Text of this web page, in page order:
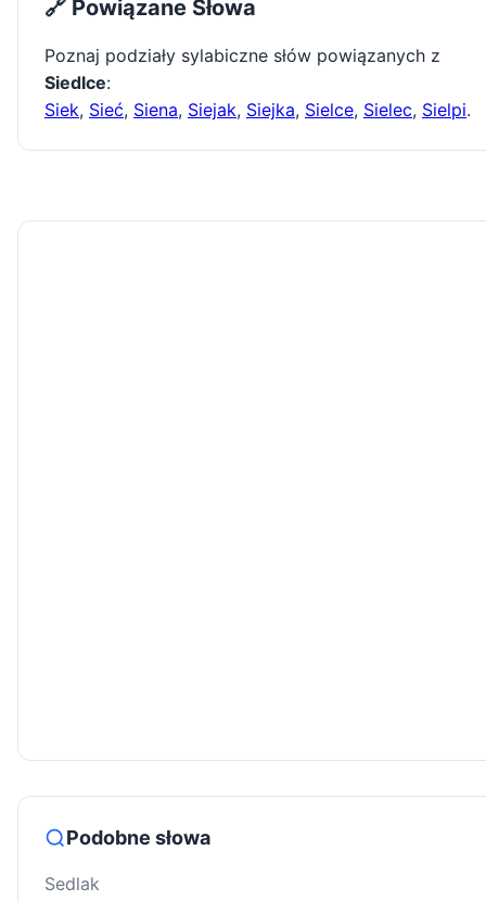
🔗 Powiązane Słowa
Poznaj podziały sylabiczne słów powiązanych z
Siedlce:
Siek, Sieć, Siena, Siejak, Siejka, Sielce, Sielec, Sielpi.
Podobne słowa
Sedlak